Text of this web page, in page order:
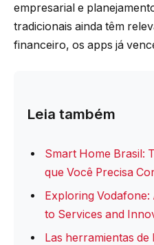
empresarial e
tradicionais ainda têm
financeiro, os apps já
Leia também
Smart Home Brasil:
que Você Precisa
Exploring Vodafone:
to Services and
Las herramientas de